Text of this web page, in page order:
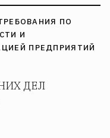
ПО
И
ПРЕДПРИЯТИЙ
ДЕЛ